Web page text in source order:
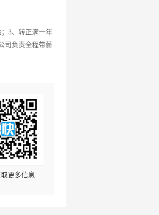
3、转正满一年
司负责全程带薪
更多信息